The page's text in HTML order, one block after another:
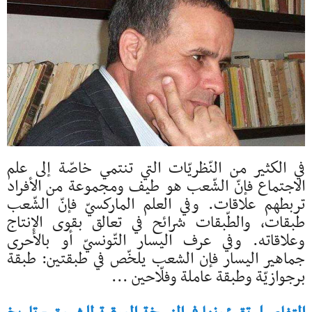
في الكثير من النّظريّات التي تنتمي خاصّة إلى علم
الاجتماع فإنّ الشّعب هو طيف ومجموعة من الأفراد
تربطهم علاقات. وفي العلم الماركسيّ فإنّ الشّعب
طبقات، والطّبقات شرائح في تعالق بقوى الإنتاج
وعلاقاته. وفي عرف اليسار التّونسيّ أو بالأحرى
جماهير اليسار فإن الشعب يلخّص في طبقتين: طبقة
برجوازيّة وطبقة عاملة وفلّاحين ...